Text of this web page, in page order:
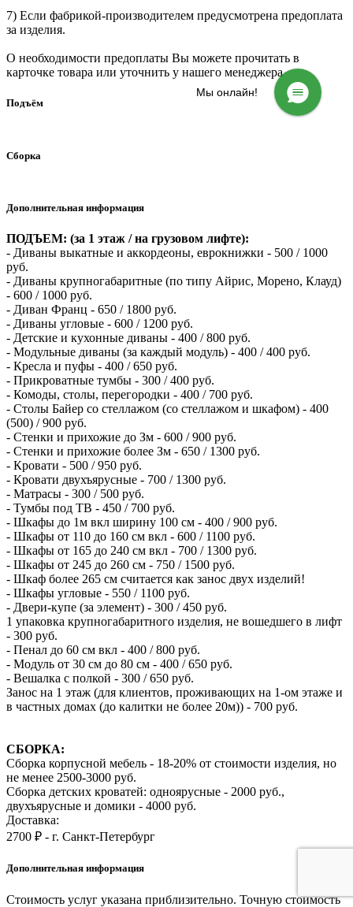
7) Если фабрикой-производителем предусмотрена предоплата
за изделия.
О необходимости предоплаты Вы можете прочитать в
карточке товара или уточнить у нашего менеджера
Подъём
Сборка
Дополнительная информация
ПОДЪЕМ: (за 1 этаж / на грузовом лифте):
- Диваны выкатные и аккордеоны, еврокнижки - 500 / 1000
руб.
- Диваны крупногабаритные (по типу Айрис, Морено, Клауд)
- 600 / 1000 руб.
- Диван Франц - 650 / 1800 руб.
- Диваны угловые - 600 / 1200 руб.
- Детские и кухонные диваны - 400 / 800 руб.
- Модульные диваны (за каждый модуль) - 400 / 400 руб.
- Кресла и пуфы - 400 / 650 руб.
- Прикроватные тумбы - 300 / 400 руб.
- Комоды, столы, перегородки - 400 / 700 руб.
- Столы Байер со стеллажом (со стеллажом и шкафом) - 400
(500) / 900 руб.
- Стенки и прихожие до Зм - 600 / 900 руб.
- Стенки и прихожие более Зм - 650 / 1300 руб.
- Кровати - 500 / 950 руб.
- Кровати двухъярусные - 700 / 1300 руб.
- Матрасы - 300 / 500 руб.
- Тумбы под ТВ - 450 / 700 руб.
- Шкафы до 1м вкл ширину 100 см - 400 / 900 руб.
- Шкафы от 110 до 160 см вкл - 600 / 1100 руб.
- Шкафы от 165 до 240 см вкл - 700 / 1300 руб.
- Шкафы от 245 до 260 см - 750 / 1500 руб.
- Шкаф более 265 см считается как занос двух изделий!
- Шкафы угловые - 550 / 1100 руб.
- Двери-купе (за элемент) - 300 / 450 руб.
1 упаковка крупногабаритного изделия, не вошедшего в лифт
- 300 руб.
- Пенал до 60 см вкл - 400 / 800 руб.
- Модуль от 30 см до 80 см - 400 / 650 руб.
- Вешалка с полкой - 300 / 650 руб.
Занос на 1 этаж (для клиентов, проживающих на 1-ом этаже и
в частных домах (до калитки не более 20м)) - 700 руб.
СБОРКА:
Сборка корпусной мебель - 18-20% от стоимости изделия, но
не менее 2500-3000 руб.
Сборка детских кроватей: одноярусные - 2000 руб.,
двухъярусные и домики - 4000 руб.
Доставка:
2700 ₽ - г. Санкт-Петербург
Дополнительная информация
Стоимость услуг указана приблизительно. Точную стоимость
Мы онлайн!